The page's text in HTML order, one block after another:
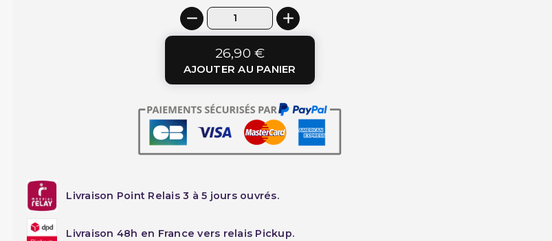
26,90 €
AJOUTER AU PANIER
Livraison Point Relais 3 à 5 jours ouvrés.
Livraison 48h en France vers relais Pickup.